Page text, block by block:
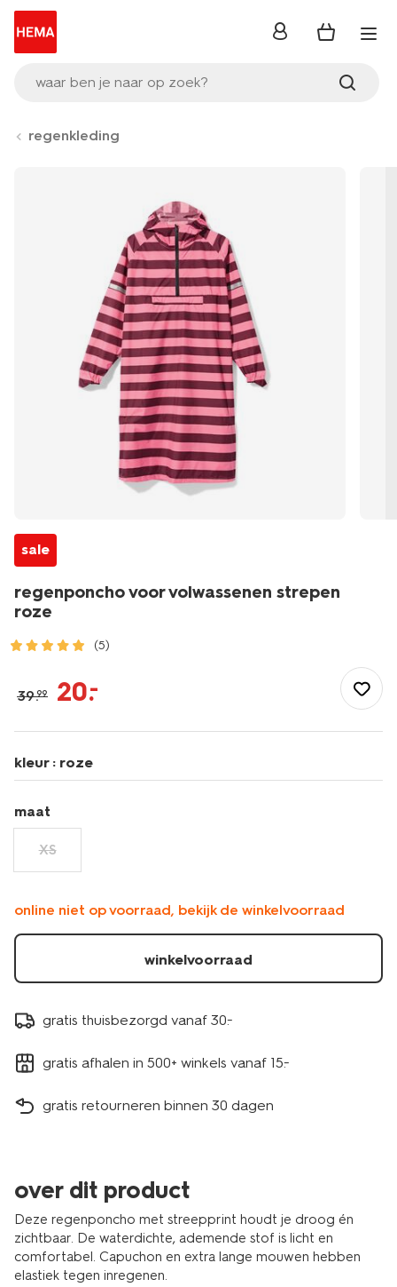
waar ben je naar op zoek?
inloggen
regenkleding
sale
regenponcho voor volwassenen strepen
roze
(5)
volwassenen-
roze-
34460005PINK.html
39.99 20.–
kleur : roze
maat
XS
online niet op voorraad, bekijk de winkelvoorraad
winkelvoorraad
gratis thuisbezorgd vanaf 30.-
gratis afhalen in 500+ winkels vanaf 15.-
gratis retourneren binnen 30 dagen
over dit product
Deze regenponcho met streepprint houdt je droog én
zichtbaar. De waterdichte, ademende stof is licht en
comfortabel. Capuchon en extra lange mouwen hebben
elastiek tegen inregenen.